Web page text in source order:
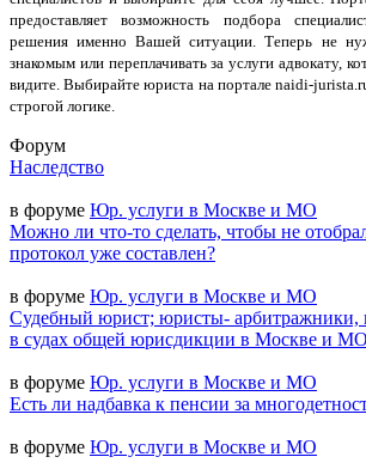
предоставляет возможность подбора
решения именно Вашей ситуации. Теперь не
знакомым или переплачивать за услуги адвокату,
видите. Выбирайте юриста на портале naidi-
строгой логике.
Форум
Наследство
в форуме Юр. услуги в Москве и МО
Можно ли что-то сделать, чтобы не
протокол уже составлен?
в форуме Юр. услуги в Москве и МО
Судебный юрист; юристы- арбитражники,
в судах общей юрисдикции в Москве и МО
в форуме Юр. услуги в Москве и МО
Есть ли надбавка к пенсии за
в форуме Юр. услуги в Москве и МО